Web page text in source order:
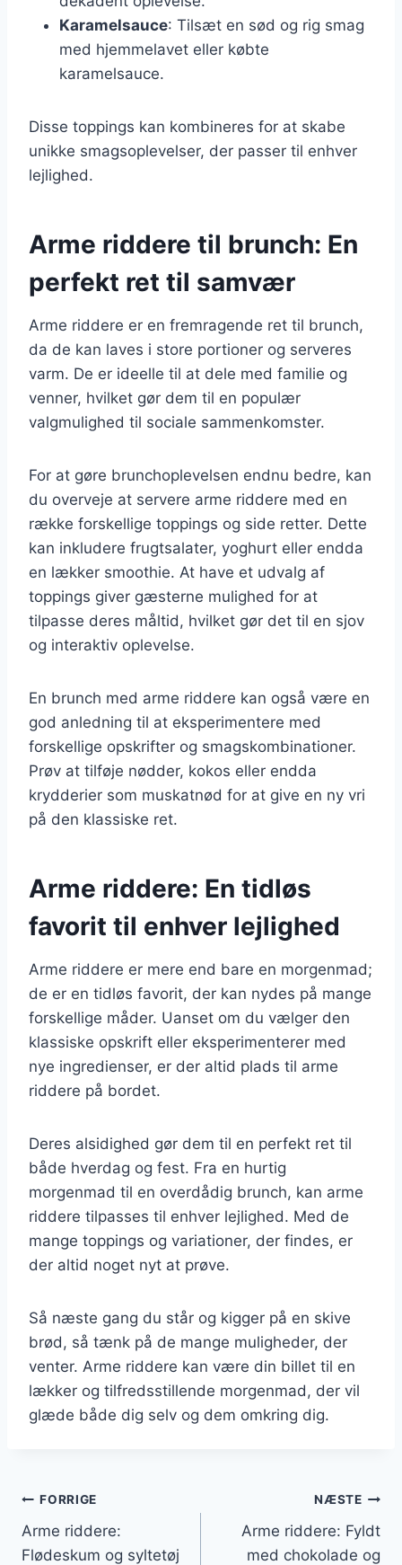
Karamelsauce: Tilsæt en sød og rig smag
med hjemmelavet eller købte
karamelsauce.
Disse toppings kan kombineres for at skabe
unikke smagsoplevelser, der passer til enhver
lejlighed.
Arme riddere til brunch: En
perfekt ret til samvær
Arme riddere er en fremragende ret til brunch,
da de kan laves i store portioner og serveres
varm. De er ideelle til at dele med familie og
venner, hvilket gør dem til en populær
valgmulighed til sociale sammenkomster.
For at gøre brunchoplevelsen endnu bedre, kan
du overveje at servere arme riddere med en
række forskellige toppings og side retter. Dette
kan inkludere frugtsalater, yoghurt eller endda
en lækker smoothie. At have et udvalg af
toppings giver gæsterne mulighed for at
tilpasse deres måltid, hvilket gør det til en sjov
og interaktiv oplevelse.
En brunch med arme riddere kan også være en
god anledning til at eksperimentere med
forskellige opskrifter og smagskombinationer.
Prøv at tilføje nødder, kokos eller endda
krydderier som muskatnød for at give en ny vri
på den klassiske ret.
Arme riddere: En tidløs
favorit til enhver lejlighed
Arme riddere er mere end bare en morgenmad;
de er en tidløs favorit, der kan nydes på mange
forskellige måder. Uanset om du vælger den
klassiske opskrift eller eksperimenterer med
nye ingredienser, er der altid plads til arme
riddere på bordet.
Deres alsidighed gør dem til en perfekt ret til
både hverdag og fest. Fra en hurtig
morgenmad til en overdådig brunch, kan arme
riddere tilpasses til enhver lejlighed. Med de
mange toppings og variationer, der findes, er
der altid noget nyt at prøve.
Så næste gang du står og kigger på en skive
brød, så tænk på de mange muligheder, der
venter. Arme riddere kan være din billet til en
lækker og tilfredsstillende morgenmad, der vil
glæde både dig selv og dem omkring dig.
Indlægsnavigation
FORRIGE
Arme riddere:
Flødeskum og syltetøj
NÆSTE
Arme riddere: Fyldt
med chokolade og